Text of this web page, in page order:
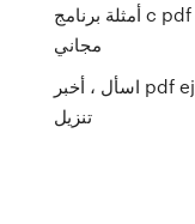
أمثلة برنامج c pdf تنزيل
مجاني
اسأل ، أخبر pdf ej noyes
تنزيل